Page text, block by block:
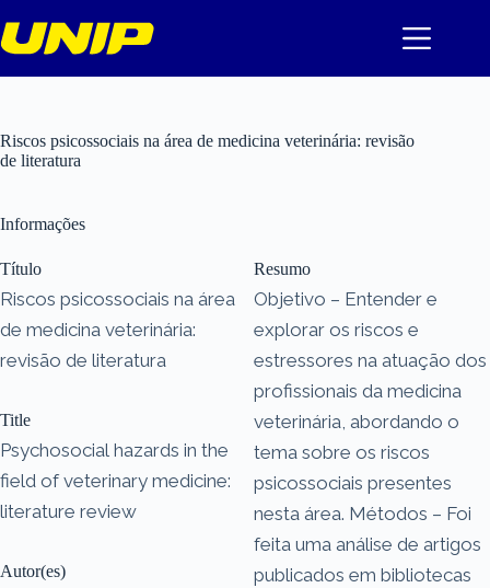
para
o
Riscos psicossociais na área de medicina veterinária: revisão
de literatura
Informações
Título
Riscos psicossociais na área
de medicina veterinária:
revisão de literatura
Title
Psychosocial hazards in the
field of veterinary medicine:
literature review
Autor(es)
Resumo
Objetivo – Entender e
explorar os riscos e
estressores na atuação dos
profissionais da medicina
veterinária, abordando o
tema sobre os riscos
psicossociais presentes
nesta área. Métodos – Foi
feita uma análise de artigos
publicados em bibliotecas